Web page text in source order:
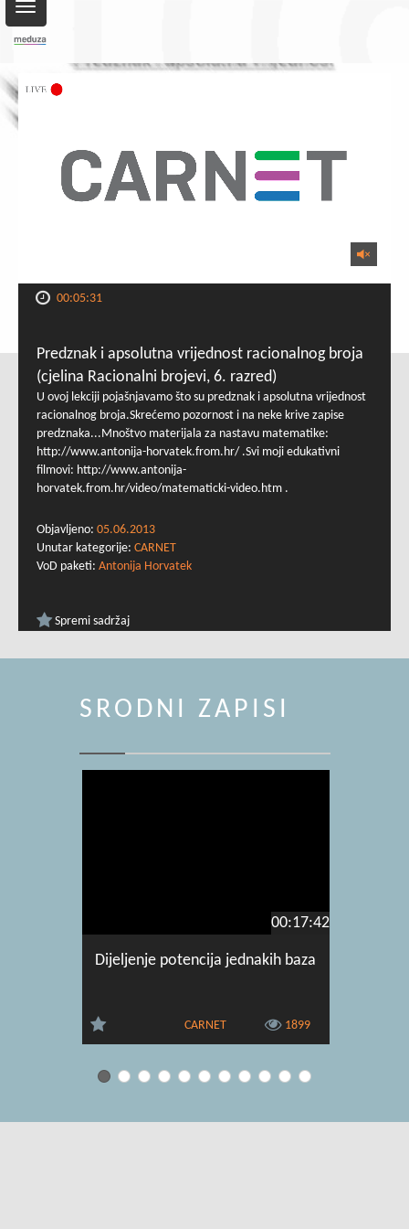
Toggle
navigation
00:05:31
Predznak i apsolutna vrijednost racionalnog broja
(cjelina Racionalni brojevi, 6. razred)
U ovoj lekciji pojašnjavamo što su predznak i apsolutna vrijednost
racionalnog broja.Skrećemo pozornost i na neke krive zapise
predznaka...Mnoštvo materijala za nastavu matematike:
http://www.antonija-horvatek.from.hr/ .Svi moji edukativni
filmovi: http://www.antonija-
horvatek.from.hr/video/matematicki-video.htm .
Objavljeno: 05.06.2013
Unutar kategorije: CARNET
VoD paketi: Antonija Horvatek
Spremi sadržaj
SRODNI ZAPISI
00:17:42
Dijeljenje potencija jednakih baza
CARNET 1899